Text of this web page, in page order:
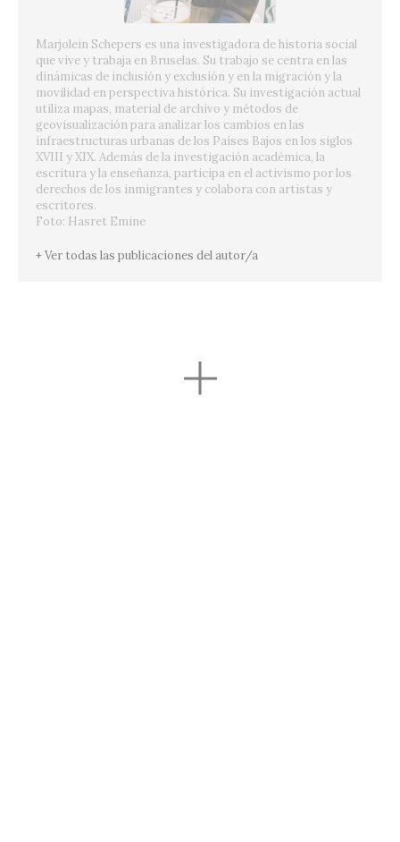
Marjolein Schepers es una investigadora de historia social
que vive y trabaja en Bruselas. Su trabajo se centra en las
dinámicas de inclusión y exclusión y en la migración y la
movilidad en perspectiva histórica. Su investigación actual
utiliza mapas, material de archivo y métodos de
geovisualización para analizar los cambios en las
infraestructuras urbanas de los Países Bajos en los siglos
XVIII y XIX. Además de la investigación académica, la
escritura y la enseñanza, participa en el activismo por los
derechos de los inmigrantes y colabora con artistas y
escritores.
Foto: Hasret Emine
+ Ver todas las publicaciones del autor/a